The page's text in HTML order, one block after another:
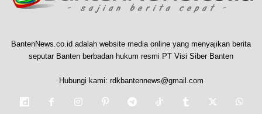
BantenNews.co.id adalah website media online yang menyajikan berita
seputar Banten berbadan hukum resmi PT Visi Siber Banten
Hubungi kami: rdkbantennews@gmail.com